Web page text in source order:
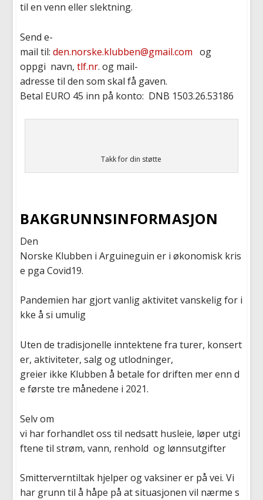
til en venn eller slektning.
Send e-
mailtil:den.norske.klubben@gmail.com
og
oppgi navn,tlf.nr.og mail-
adresse til densom skal få gaven.
Betal EURO 45 inn på konto: DNB 1503.26.53186
Takk for din støtte
BAKGRUNNSINFORMASJON
Den
Norske Klubben i Arguineguin er i økonomisk kris
e pga Covid19.
Pandemien har gjortvanligaktivitetvanskeligfor i
kke åsi umulig
Uten detradisjonelle inntektene fra turer, konsert
er,aktiviteter,salgog utlodninger,
greier ikke Klubben å betale fordriften merenn d
eførste tre månedene i 2021.
Selv om
vi har forhandlet oss til nedsatt husleie, løper utgi
ftene til strøm, vann, renhold og lønnsutgifter
Smitterverntiltak hjelper og vaksiner er på vei. Vi
har grunn til å håpe på at situasjonen vil nærme s